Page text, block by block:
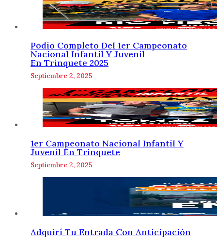
Podio Completo Del 1er Campeonato
Nacional Infantil Y Juvenil
En Trinquete 2025
Septiembre 2, 2025
1er Campeonato Nacional Infantil Y
Juvenil En Trinquete
Septiembre 2, 2025
Adquirí Tu Entrada Con Anticipación